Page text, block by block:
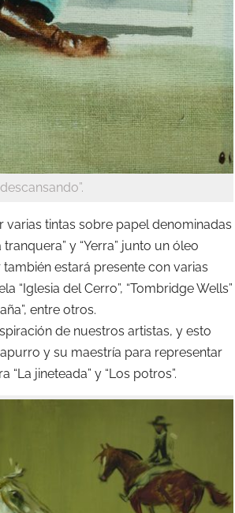
tintas sobre papel denominadas
tranquera” y “Yerra” junto un óleo
estará presente con varias
“Iglesia del Cerro”, “Tombridge Wells”
entre otros.
de nuestros artistas, y esto
y su maestría para representar
jineteada” y “Los potros”.